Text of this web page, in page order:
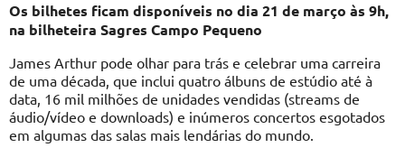
Os bilhetes ficam disponíveis no dia 21 de março às 9h,
na bilheteira Sagres Campo Pequeno
James Arthur pode olhar para trás e celebrar uma carreira
de uma década, que inclui quatro álbuns de estúdio até à
data, 16 mil milhões de unidades vendidas (streams de
áudio/vídeo e downloads) e inúmeros concertos esgotados
em algumas das salas mais lendárias do mundo.